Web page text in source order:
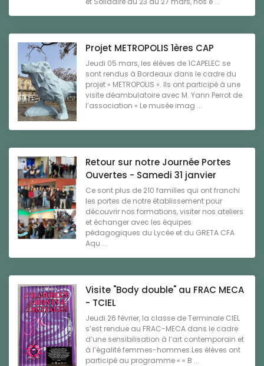
Projet METROPOLIS 1ères CAP
Jeudi 05 mars, les élèves de 1CAPELEC se
sont rendus à Bordeaux dans le cadre du
projet « METROPOLIS ». Ils ont participé à une
visite déambulatoire avec M. Yann Perrot de
l’association « Le musée imag ...
Retour sur notre Journée Portes
Ouvertes - Samedi 31 janvier
Ce sont plus de 210 familles qui ont franchi
les portes de notre établissement pour
découvrir nos formations, visiter nos ateliers
et échanger avec les équipes
pédagogiques du Lycée et du GRETA CFA
Aqu ...
Visite "Body double" au FRAC MECA
- TCIEL
Jeudi 26 février, la classe de Terminale CIEL
s’est rendue au FRAC-MECA dans le cadre
d’une sensibilisation à l’art contemporain et
à l’égalité femmes-hommes.Les élèves ont
participé au programme « « B ...